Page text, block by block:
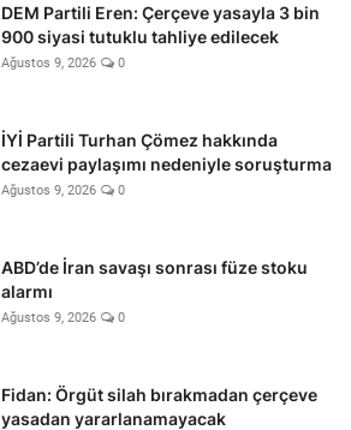
DEM Partili Eren: Çerçeve yasayla 3 bin
900 siyasi tutuklu tahliye edilecek
Ağustos 9, 2026 0
İYİ Partili Turhan Çömez hakkında
cezaevi paylaşımı nedeniyle soruşturma
Ağustos 9, 2026 0
ABD’de İran savaşı sonrası füze stoku
alarmı
Ağustos 9, 2026 0
Fidan: Örgüt silah bırakmadan çerçeve
yasadan yararlanamayacak